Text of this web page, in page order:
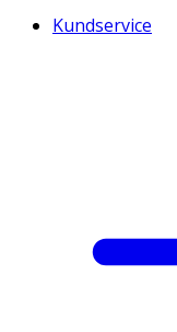
Kundservice